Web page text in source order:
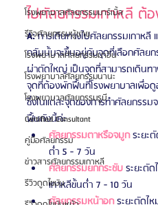
โรงพยาบาลศัลยกรรมมาร์เบิ้ล
รีวิวศัลยกรรมผู้ชาย
โรงพยาบาลศัลยกรรมมาอิน
โรงพยาบาลศัลยกรรมนานะ
โรงพยาบาลศัลยกรรมรูบี
Certified Consultant
คู่มือศัลยกรรม
ข่าวสารศัลยกรรมเกาหลี
รีวิวดูดไขมัน
ไปศัลยกรรมเกาหลี ต้อ
A: การเดินทางไปศัลยกรรมเกาหลี
กลับนั้นจะขึ้นอยู่กับจุดที่เลือกศัลยก
ผ่าตัดใหญ่ เป็นจุดที่สามารถเดินท
จุดที่ต้องพักฟื้นที่โรงพยาบาลเพื่อดู
ซึ่งในแต่ละจุดของการทำศัลยกรรม
ฟื้นดังนี้ค่ะ
ศัลยกรรมตาหรือจมูก ระยะ
ต่ำ 5 - 7 วัน
ศัลยกรรมยกกระชับ ระยะตั
เกาหลีขั้นต่ำ 7 - 10 วัน
ศัลยกรรมหน้าอก ระยะตัดไ